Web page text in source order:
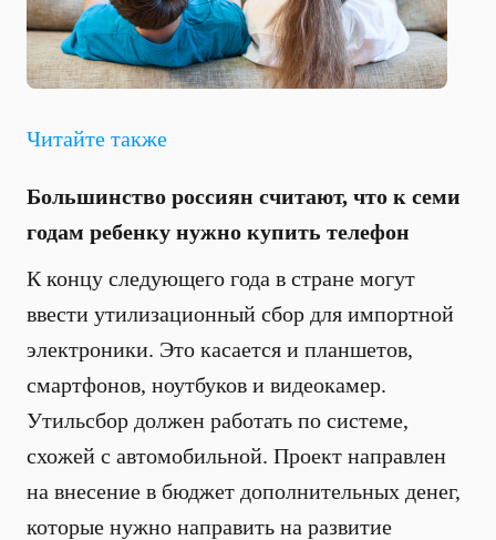
Читайте также
Большинство россиян считают, что к семи
годам ребенку нужно купить телефон
К концу следующего года в стране могут
ввести утилизационный сбор для импортной
электроники. Это касается и планшетов,
смартфонов, ноутбуков и видеокамер.
Утильсбор должен работать по системе,
схожей с автомобильной. Проект направлен
на внесение в бюджет дополнительных денег,
которые нужно направить на развитие